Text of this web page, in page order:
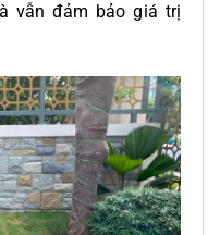
vẫn đảm bảo giá trị